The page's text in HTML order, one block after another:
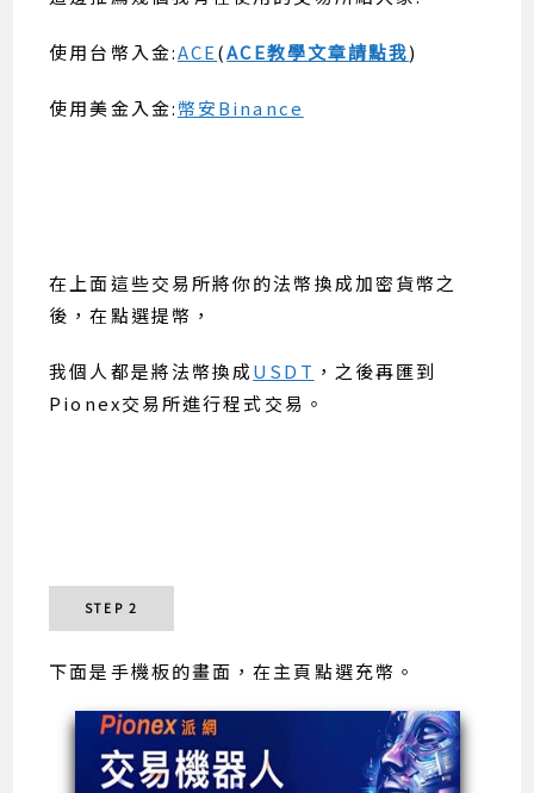
使用台幣入金:ACE(ACE教學文章請點我)
使用美金入金:幣安Binance
在上面這些交易所將你的法幣換成加密貨幣之
後，在點選提幣，
我個人都是將法幣換成USDT ，之後再匯到
Pionex交易所進行程式交易。
STEP 2
下面是手機板的畫面，在主頁點選充幣。